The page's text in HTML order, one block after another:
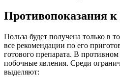
Противопоказания
Польза будет получена только в
все рекомендации по его
готового препарата. В
побочные явления. Среди
выделяют: